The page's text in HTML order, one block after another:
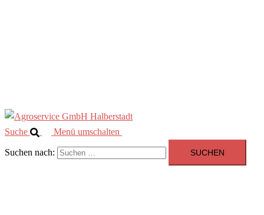
Suche Menü umschalten
Suchen nach: